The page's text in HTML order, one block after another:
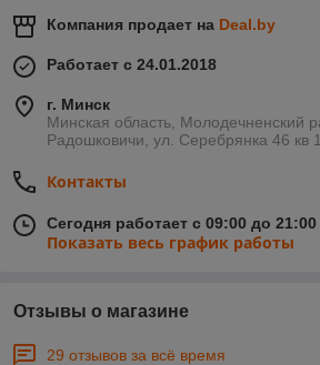
Компания продает на Deal.by
Работает с 24.01.2018
г. Минск
Минская область, Молодечненский
Радошковичи, ул. Серебрянка 46 кв
Контакты
Сегодня работает с 09:00 до 21:00
Показать весь график работы
Отзывы о магазине
29 отзывов за всё время